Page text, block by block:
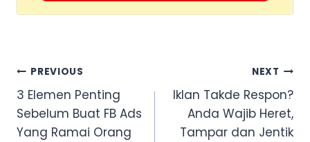
Post
navigation
PREVIOUS
3 Elemen Penting
Sebelum Buat FB Ads
Yang Ramai Orang
NEXT
Iklan Takde Respon?
Anda Wajib Heret,
Tampar dan Jentik